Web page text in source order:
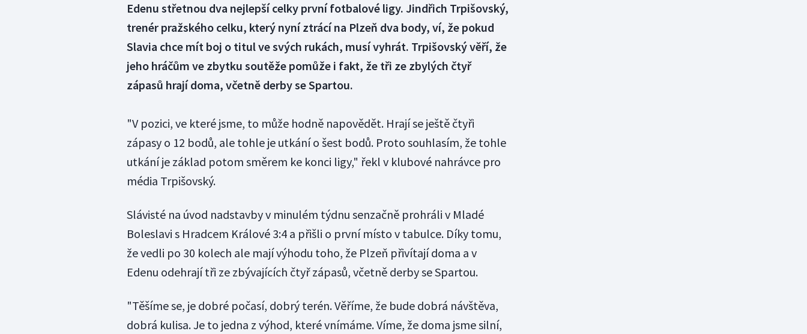
Edenu střetnou dva nejlepší celky první fotbalové ligy. Jindřich Trpišovský,
trenér pražského celku, který nyní ztrácí na Plzeň dva body, ví, že pokud
Slavia chce mít boj o titul ve svých rukách, musí vyhrát. Trpišovský věří, že
jeho hráčům ve zbytku soutěže pomůže i fakt, že tři ze zbylých čtyř
zápasů hrají doma, včetně derby se Spartou.
"V pozici, ve které jsme, to může hodně napovědět. Hrají se ještě čtyři
zápasy o 12 bodů, ale tohle je utkání o šest bodů. Proto souhlasím, že tohle
utkání je základ potom směrem ke konci ligy," řekl v klubové nahrávce pro
média Trpišovský.
Slávisté na úvod nadstavby v minulém týdnu senzačně prohráli v Mladé
Boleslavi s Hradcem Králové 3:4 a přišli o první místo v tabulce. Díky tomu,
že vedli po 30 kolech ale mají výhodu toho, že Plzeň přivítají doma a v
Edenu odehrají tři ze zbývajících čtyř zápasů, včetně derby se Spartou.
"Těšíme se, je dobré počasí, dobrý terén. Věříme, že bude dobrá návštěva,
dobrá kulisa. Je to jedna z výhod, které vnímáme. Víme, že doma jsme silní,